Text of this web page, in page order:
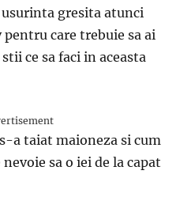
gresita atunci
care trebuie sa ai
ce sa faci in aceasta
a taiat maioneza si cum
sa o iei de la capat